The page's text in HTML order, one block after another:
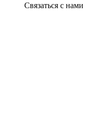
Связаться с нами